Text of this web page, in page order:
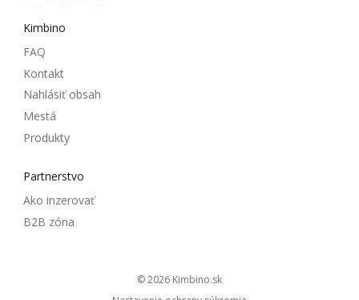
Kimbino
FAQ
Kontakt
Nahlásiť obsah
Mestá
Produkty
Partnerstvo
Ako inzerovať
B2B zóna
© 2026
kimbino.sk